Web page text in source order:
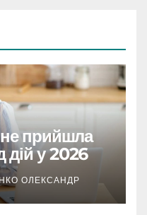
прийшла
дій у 2026
ОЛЕКСАНДР